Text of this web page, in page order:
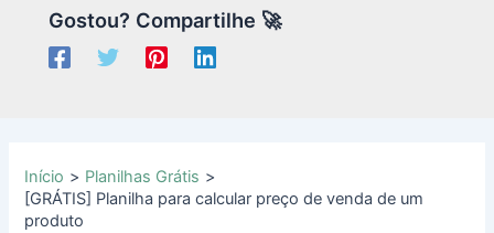
Gostou? Compartilhe 🚀
Início
Planilhas Grátis
[GRÁTIS] Planilha para calcular preço de venda de um
produto